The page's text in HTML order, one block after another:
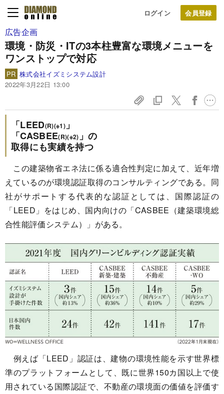
ログイン
広告企画
環境・防災・ITの3本柱豊富な環境メニューを
ワンストップで対応
PR 株式会社イズミシステム設計
2022年3月22日 13:00
「LEED(R)(※1)」
「CASBEE(R)(※2) 」の
取得にも実績を持つ
この建築物省エネ法に係る適合性判定に加えて、近年増
えているのが環境認証取得のコンサルティングである。同
社がサポートする代表的な認証としては、国際認証の
「LEED」をはじめ、国内向けの「CASBEE（建築環境総
合性能評価システム）」がある。
例えば「LEED」認証は、建物の環境性能を示す世界標
準のプラットフォームとして、既に世界150カ国以上で使
用されている国際認証で、不動産の環境面の価値を評価す